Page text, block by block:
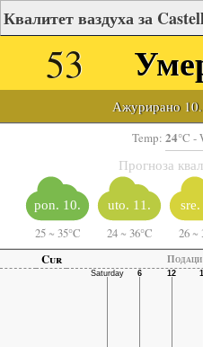
Квалитет ваздуха за
53
Ажурирано
Temp: 24°C -
Прогноза
pon. 10.
25 ~ 35°C
uto. 11.
24 ~ 36°C 26 ~
Cur
Подаци